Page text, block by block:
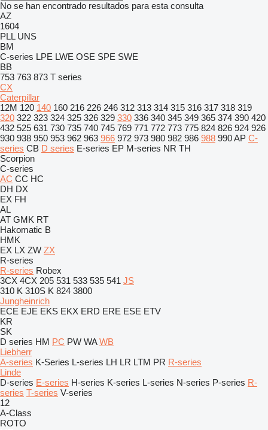
No se han encontrado resultados para esta consulta
AZ
1604
PLL UNS
BM
C-series LPE LWE OSE SPE SWE
BB
753 763 873 T series
CX
Caterpillar
12M 120 140 160 216 226 246 312 313 314 315 316 317 318 319
320 322 323 324 325 326 329 330 336 340 345 349 365 374 390 420
432 525 631 730 735 740 745 769 771 772 773 775 824 826 924 926
930 938 950 953 962 963 966 972 973 980 982 986 988 990AP C-
series CB D series E-series EP M-series NR TH
Scorpion
C-series
AC CC HC
DH DX
EX FH
AL
AT GMK RT
Hakomatic B
HMK
EX LX ZW ZX
R-series
R-series Robex
3CX 4CX 205 531 533 535 541 JS
310 K 310S K 824 3800
Jungheinrich
ECE EJE EKS EKX ERD ERE ESE ETV
KR
SK
D series HM PC PW WA WB
Liebherr
A-series K-Series L-series LH LR LTM PR R-series
Linde
D-series E-series H-series K-series L-series N-series P-series R-
series T-series V-series
12
A-Class
ROTO